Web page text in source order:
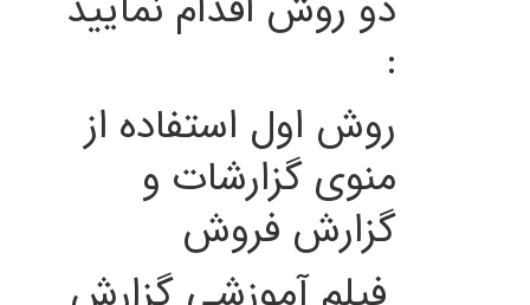
:
روش اول استفاده از
منوی گزارشات و
گزارش فروش